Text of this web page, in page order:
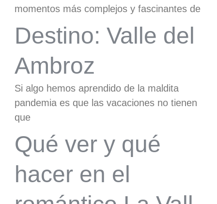
momentos más complejos y fascinantes de
Destino: Valle del
Ambroz
Si algo hemos aprendido de la maldita
pandemia es que las vacaciones no tienen
que
Qué ver y qué
hacer en el